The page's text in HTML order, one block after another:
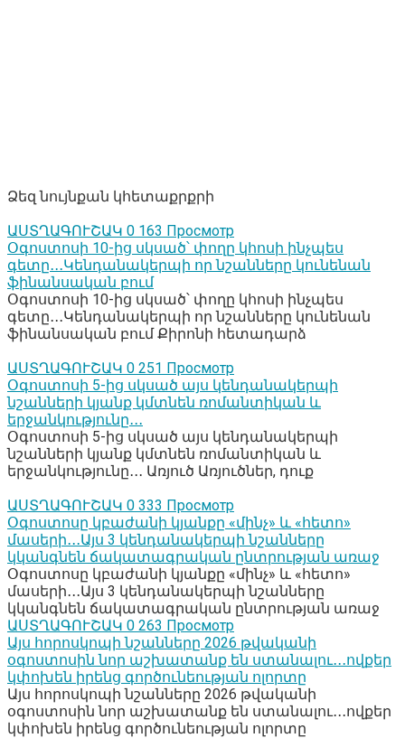
Ձեզ նույնքան կհետաքրքրի
ԱՍՏՂԱԳՈՒՇԱԿ 0 163 Просмотр
Օգոստոսի 10-ից սկսած՝ փողը կհոսի ինչպես
գետը․․․Կենդանակերպի որ նշանները կունենան
ֆինանսական բում
Օգոստոսի 10-ից սկսած՝ փողը կհոսի ինչպես
գետը․․․Կենդանակերպի որ նշանները կունենան
ֆինանսական բում Քիրոնի հետադարձ
ԱՍՏՂԱԳՈՒՇԱԿ 0 251 Просмотр
Օգոստոսի 5-ից սկսած այս կենդանակերպի
նշանների կյանք կմտնեն ռոմանտիկան և
երջանկությունը․․․
Օգոստոսի 5-ից սկսած այս կենդանակերպի
նշանների կյանք կմտնեն ռոմանտիկան և
երջանկությունը․․․ Առյուծ Առյուծներ, դուք
ԱՍՏՂԱԳՈՒՇԱԿ 0 333 Просмотр
Օգոստոսը կբաժանի կյանքը «մինչ» և «հետո»
մասերի․․․Այս 3 կենդանակերպի նշանները
կկանգնեն ճակատագրական ընտրության առաջ
Օգոստոսը կբաժանի կյանքը «մինչ» և «հետո»
մասերի․․․Այս 3 կենդանակերպի նշանները
կկանգնեն ճակատագրական ընտրության առաջ
ԱՍՏՂԱԳՈՒՇԱԿ 0 263 Просмотр
Այս հորոսկոպի նշանները 2026 թվականի
օգոստոսին նոր աշխատանք են ստանալու․․․ովքեր
կփոխեն իրենց գործունեության ոլորտը
Այս հորոսկոպի նշանները 2026 թվականի
օգոստոսին նոր աշխատանք են ստանալու․․․ովքեր
կփոխեն իրենց գործունեության ոլորտը